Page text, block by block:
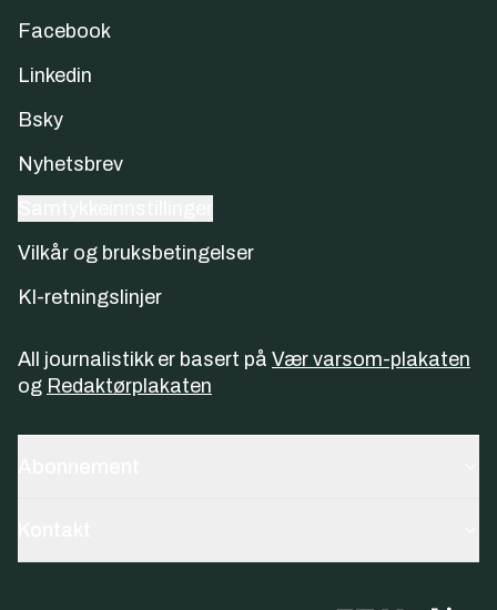
Facebook
Linkedin
Bsky
Nyhetsbrev
Vilkår og bruksbetingelser
KI-retningslinjer
All journalistikk er basert på Vær varsom-plakaten
og Redaktørplakaten